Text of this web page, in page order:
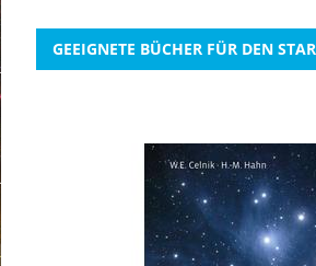
GEEIGNETE BÜCHER FÜR DEN